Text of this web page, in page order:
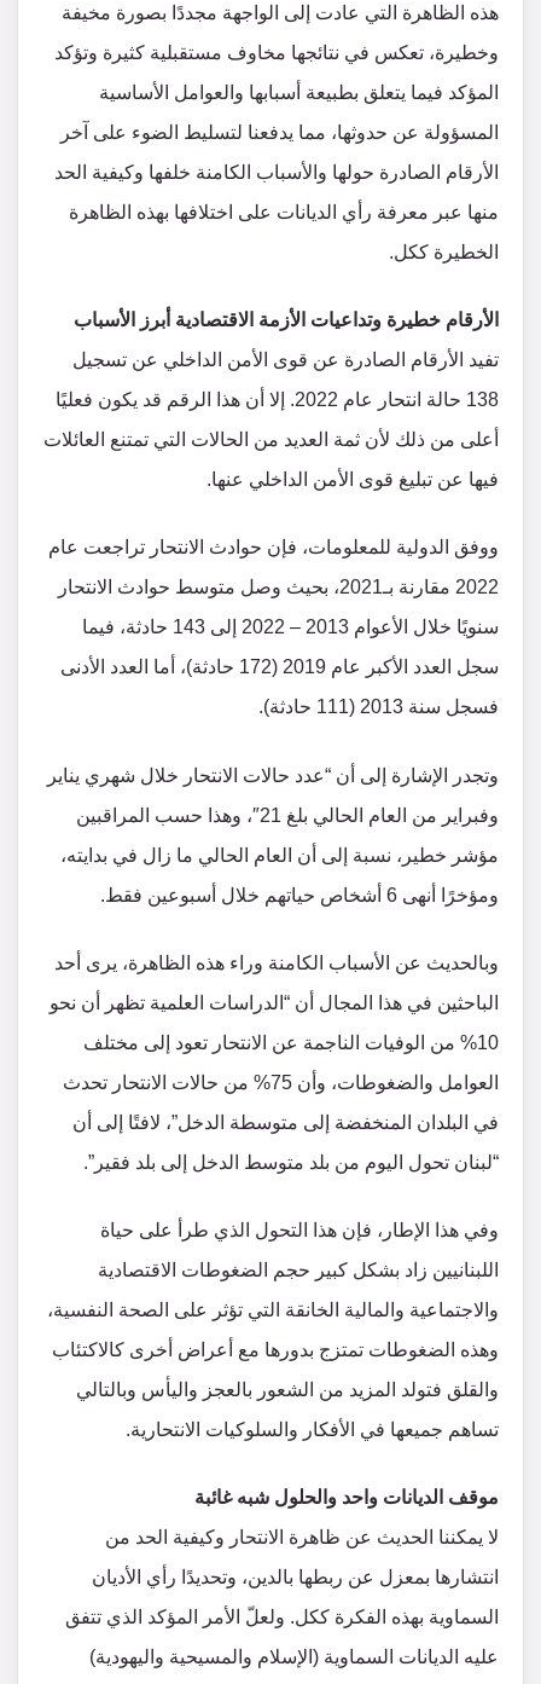
هذه الظاهرة التي عادت إلى الواجهة مجددًا بصورة مخيفة
وخطيرة، تعكس في نتائجها مخاوف مستقبلية كثيرة وتؤكد
المؤكد فيما يتعلق بطبيعة أسبابها والعوامل الأساسية
المسؤولة عن حدوثها، مما يدفعنا لتسليط الضوء على آخر
الأرقام الصادرة حولها والأسباب الكامنة خلفها وكيفية الحد
منها عبر معرفة رأي الديانات على اختلافها بهذه الظاهرة
الخطيرة ككل.
الأرقام خطيرة وتداعيات الأزمة الاقتصادية أبرز الأسباب
تفيد الأرقام الصادرة عن قوى الأمن الداخلي عن تسجيل
138 حالة انتحار عام 2022. إلا أن هذا الرقم قد يكون فعليًا
أعلى من ذلك لأن ثمة العديد من الحالات التي تمتنع العائلات
فيها عن تبليغ قوى الأمن الداخلي عنها.
ووفق الدولية للمعلومات، فإن حوادث الانتحار تراجعت عام
2022 مقارنة بـ2021، بحيث وصل متوسط حوادث الانتحار
سنويًا خلال الأعوام 2013 – 2022 إلى 143 حادثة، فيما
سجل العدد الأكبر عام 2019 (172 حادثة)، أما العدد الأدنى
فسجل سنة 2013 (111 حادثة).
وتجدر الإشارة إلى أن “عدد حالات الانتحار خلال شهري يناير
وفبراير من العام الحالي بلغ 21″، وهذا حسب المراقبين
مؤشر خطير، نسبة إلى أن العام الحالي ما زال في بدايته،
ومؤخرًا أنهى 6 أشخاص حياتهم خلال أسبوعين فقط.
وبالحديث عن الأسباب الكامنة وراء هذه الظاهرة، يرى أحد
الباحثين في هذا المجال أن “الدراسات العلمية تظهر أن نحو
10% من الوفيات الناجمة عن الانتحار تعود إلى مختلف
العوامل والضغوطات، وأن 75% من حالات الانتحار تحدث
في البلدان المنخفضة إلى متوسطة الدخل”، لافتًا إلى أن
“لبنان تحول اليوم من بلد متوسط الدخل إلى بلد فقير”.
وفي هذا الإطار، فإن هذا التحول الذي طرأ على حياة
اللبنانيين زاد بشكل كبير حجم الضغوطات الاقتصادية
والاجتماعية والمالية الخانقة التي تؤثر على الصحة النفسية،
وهذه الضغوطات تمتزج بدورها مع أعراض أخرى كالاكتئاب
والقلق فتولد المزيد من الشعور بالعجز واليأس وبالتالي
تساهم جميعها في الأفكار والسلوكيات الانتحارية.
موقف الديانات واحد والحلول شبه غائبة
لا يمكننا الحديث عن ظاهرة الانتحار وكيفية الحد من
انتشارها بمعزل عن ربطها بالدين، وتحديدًا رأي الأديان
السماوية بهذه الفكرة ككل. ولعلّ الأمر المؤكد الذي تتفق
عليه الديانات السماوية (الإسلام والمسيحية واليهودية)